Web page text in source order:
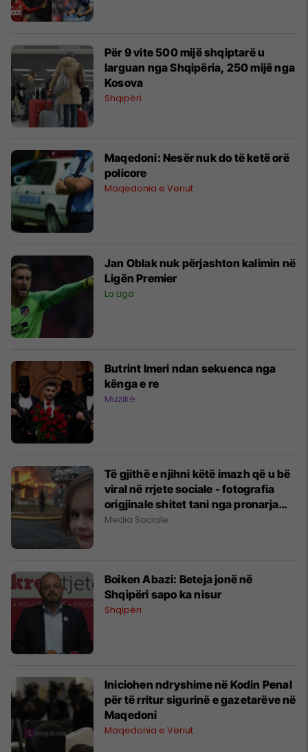
Për 9 vite 500 mijë shqiptarë u
larguan nga Shqipëria, 250 mijë nga
Kosova
Shqipëri
Maqedoni: Nesër nuk do të ketë orë
policore
Maqedonia e Veriut
Jan Oblak nuk përjashton kalimin në
Ligën Premier
La Liga
Butrint Imeri ndan sekuenca nga
kënga e re
Muzikë
Të gjithë e njihni këtë imazh që u bë
viral në rrjete sociale - fotografia
origjinale shitet tani nga pronarja
për 473 mijë dollarë
Media Sociale
Boiken Abazi: Beteja jonë në
Shqipëri sapo ka nisur
Shqipëri
Iniciohen ndryshime në Kodin Penal
për të rritur sigurinë e gazetarëve në
Maqedoni
Maqedonia e Veriut